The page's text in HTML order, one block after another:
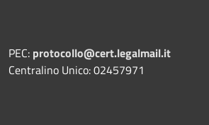
PEC: protocollo@cert.legalmail.it
Centralino Unico: 02457971